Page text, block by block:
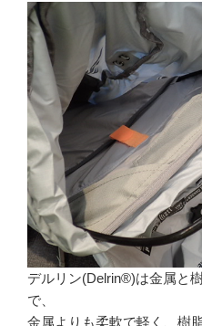
デルリン(Delrin®)は金属と
で、
金属よりも柔軟で軽く、樹